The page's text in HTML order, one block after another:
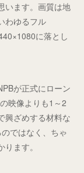
います。画質は地
わゆるフル
に落とし
が正式にローン
映像よりも1～2
興ざめする材料な
ではなく、ちゃ
ます。